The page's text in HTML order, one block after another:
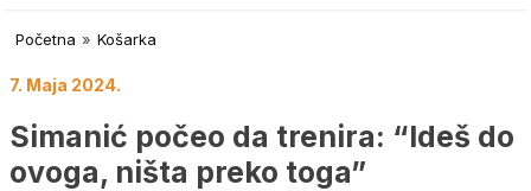
Početna » Košarka
7. Maja 2024.
Simanić počeo da trenira: “Ideš do
ovoga, ništa preko toga”